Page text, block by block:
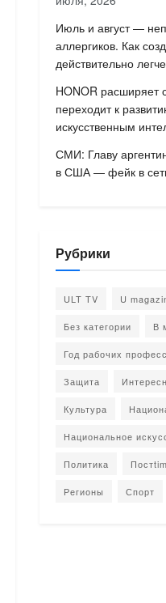
Июль и август —
аллергиков. Как
действительно
HONOR расширяет
переходит к
искусственным
СМИ: Главу
в США — фейк в
Рубрики
ULT TV U
Без категории В
Год рабочих
Защита
Культура
Национальное
Политика
Регионы Спорт